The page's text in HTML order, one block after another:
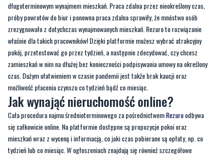
konieczności zobowiązywania się do najmu przez rok lub dłużej. To idealne
rozwiązanie dla osób, których sytuacja materialna bądź miejsce pracy często
się zmieniają. W obliczu trwającej pandemii wielu z nas napotkało problem z
długoterminowym wynajmem mieszkań. Praca zdalna przez nieokreślony czas,
próby powrotów do biur i ponowna praca zdalna sprawiły, że mnóstwo osób
zrezygnowało z dotychczas wynajmowanych mieszkań. Rezuro to rozwiązanie
właśnie dla takich pracowników! Dzięki platformie możesz wybrać atrakcyjny
pokój, przetestować go przez tydzień, a następnie zdecydować, czy chcesz
zamieszkań w nim na dłużej bez konieczności podpisywania umowy na określony
czas. Dużym ułatwieniem w czasie pandemii jest także brak kaucji oraz
możliwość płacenia czynszu co tydzień bądź co miesiąc.
Jak wynająć nieruchomość online?
Cała procedura najmu średnioterminowego za pośrednictwemRezuroodbywa